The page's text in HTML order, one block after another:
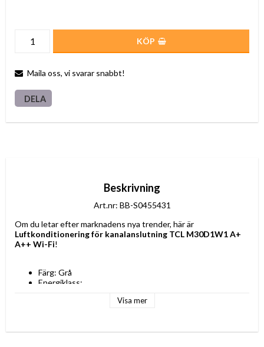
KÖP
Maila oss, vi svarar snabbt!
DELA
Beskrivning
Art.nr: BB-S0455431
Luftkonditionering för kanalanslutning TCL M30D1W1 A+
A++ Wi-Fi!
Färg: Grå
Energiklass:
Anslutning: Wi-Fi
Visa mer